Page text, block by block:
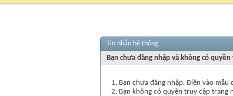
Tin nhắn hệ thống
Bạn chưa đăng nhập và không có
Bạn chưa đăng nhập. Điền vào
Bạn không có quyền truy cập trang